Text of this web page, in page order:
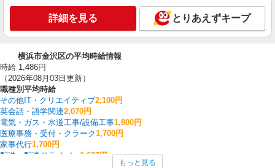
詳細を見る とりあえずキープ
横浜市金沢区の平均時給情報
時給 1,486円
（2026年08月03日更新）
職種別平均時給
その他IT・クリエイティブ2,100円
英会話・語学関連2,070円
電気・ガス・水道工事/設備工事1,800円
医療事務・受付・クラーク1,700円
家事代行1,700円
配送・配達ドライバー 1,697円
もっと見る